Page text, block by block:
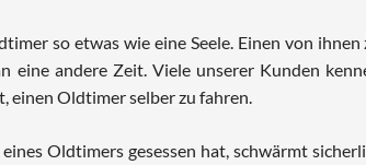
so etwas wie eine Seele. Einen von
eine andere Zeit. Viele unserer Kunden
einen Oldtimer selber zu fahren.
Oldtimers gesessen hat, schwärmt